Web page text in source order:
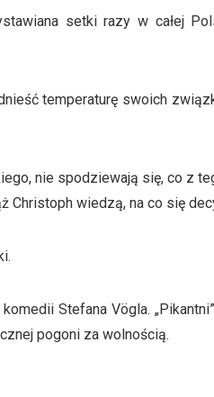
setki razy w całej
temperaturę swoich
nie spodziewają się, co z
Christoph wiedzą, na co się
Stefana Vögla.
pogoni za wolnością.